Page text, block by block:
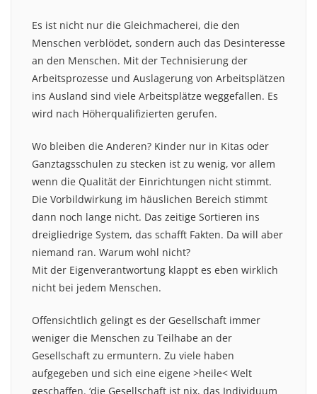
Es ist nicht nur die Gleichmacherei, die den
Menschen verblödet, sondern auch das Desinteresse
an den Menschen. Mit der Technisierung der
Arbeitsprozesse und Auslagerung von Arbeitsplätzen
ins Ausland sind viele Arbeitsplätze weggefallen. Es
wird nach Höherqualifizierten gerufen.
Wo bleiben die Anderen? Kinder nur in Kitas oder
Ganztagsschulen zu stecken ist zu wenig, vor allem
wenn die Qualität der Einrichtungen nicht stimmt.
Die Vorbildwirkung im häuslichen Bereich stimmt
dann noch lange nicht. Das zeitige Sortieren ins
dreigliedrige System, das schafft Fakten. Da will aber
niemand ran. Warum wohl nicht?
Mit der Eigenverantwortung klappt es eben wirklich
nicht bei jedem Menschen.
Offensichtlich gelingt es der Gesellschaft immer
weniger die Menschen zu Teilhabe an der
Gesellschaft zu ermuntern. Zu viele haben
aufgegeben und sich eine eigene >heile< Welt
geschaffen. ‘die Gesellschaft ist nix, das Individuum